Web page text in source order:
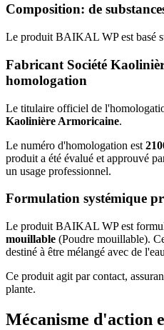
Composition: de
Le produit BAIKAL WP est basé
Fabricant Société
homologation
Le titulaire officiel de
Kaolinière Armoricaine.
Le numéro d'homologation est
produit a été évalué et approuvé
un usage professionnel.
Formulation systémique
Le produit BAIKAL WP est
mouillable (Poudre mouillable).
destiné à être mélangé avec de
Ce produit agit par contact,
plante.
Mécanisme d'action